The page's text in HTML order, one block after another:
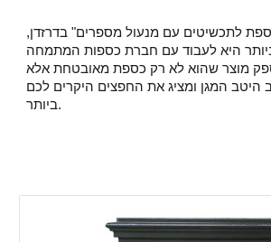
לתכשיטים עם מנעול מספרים" בדרזדן,
היא לעבוד עם חברת כספות המתמחה
מוצר שהוא לא רק כספת מאובטחת אלא
היטב המגן ומציג את החפצים היקרים לכם
ביותר.